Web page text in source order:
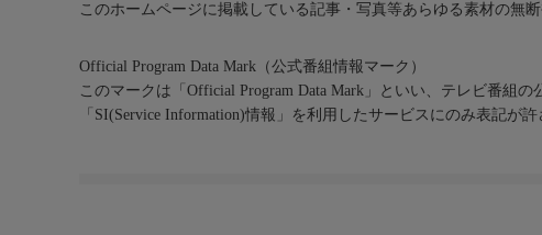
このホームページに掲載している記事・写真等あらゆる素材の無断
Official Program Data Mark（公式番組情報マーク）
このマークは「Official Program Data Mark」といい、テレビ番組の
「SI(Service Information)情報」を利用したサービスにのみ表記が許